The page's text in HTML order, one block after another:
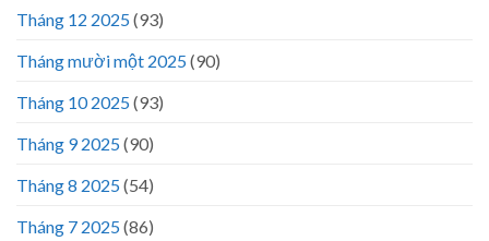
Tháng 12 2025(93)
Tháng mười một 2025(90)
Tháng 10 2025(93)
Tháng 9 2025(90)
Tháng 8 2025(54)
Tháng 7 2025(86)